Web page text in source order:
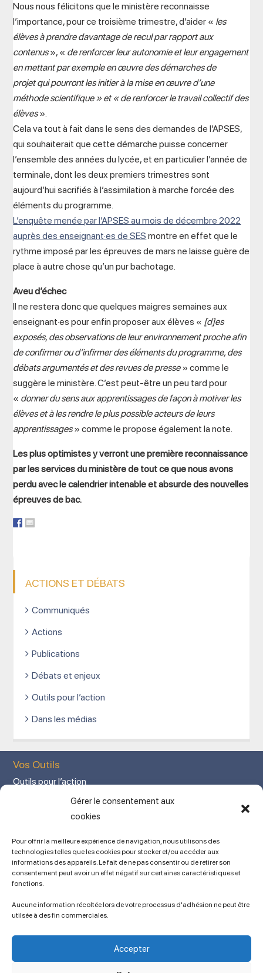
Gérer le consentement aux
cookies
Pour offrir la meilleure expérience de navigation, nous utilisons des
technologies telles que les cookies pour stocker et/ou accéder aux
informations des appareils. Le fait de ne pas consentir ou de retirer son
consentement peut avoir un effet négatif sur certaines caractéristiques et
fonctions.
Aucune information récoltée lors de votre processus d'adhésion ne peut être
utilsée à des fin commerciales.
Accepter
Nous nous félicitons que le ministère reconnaisse
l’importance, pour ce troisième trimestre, d’aider « les
élèves à prendre davantage de recul par rapport aux
contenus», « de renforcer leur autonomie et leur engagement
en mettant par exemple en œuvre des démarches de
projet qui pourront les initier à la mise en œuvre d’une
méthode scientifique » et « de renforcer le travail collectif des
élèves».
Cela va tout à fait dans le sens des demandes de l’APSES,
qui souhaiterait que cette démarche puisse concerner
l’ensemble des années du lycée, et en particulier l’année de
terminale, dont les deux premiers trimestres sont
aujourd’hui sacrifiés à l’assimilation à marche forcée des
éléments du programme.
L’enquête menée par l’APSES au mois de décembre 2022
auprès des enseignant·es de SES montre en effet que le
rythme imposé par les épreuves de mars ne laisse guère de
place à autre chose qu’un pur bachotage.
Aveu d’échec
Il ne restera donc que quelques maigres semaines aux
enseignant·es pour enfin proposer aux élèves « [d]es
exposés, des observations de leur environnement proche afin
de confirmer ou d’infirmer des éléments du programme, des
débats argumentés et des revues de presse» comme le
suggère le ministère. C’est peut-être un peu tard pour
« donner du sens aux apprentissages de façon à motiver les
élèves et à les rendre le plus possible acteurs de leurs
apprentissages» comme le propose également la note.
Les plus optimistes y verront une première reconnaissance
par les services du ministère de tout ce que nous avons
perdu avec le calendrier intenable et absurde des nouvelles
épreuves de bac.
ACTIONS ET DÉBATS
Communiqués
Actions
Publications
Débats et enjeux
Outils pour l’action
Dans les médias
Vos Outils
Outils pour l’action
Votre espace adhérent
Mon Compte adhérent
L’association
Mentions légales
Contact
Ancien site
lien vers SPIP
Copyright © 2023 APSES / Association des Professeurs de Sciences